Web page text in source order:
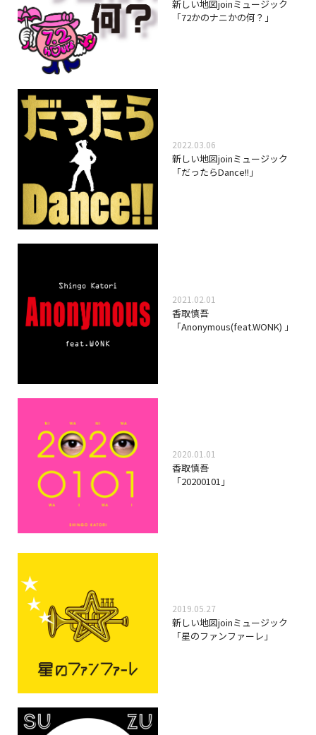
新しい地図joinミュージック
「72かのナニかの何？」
2022.03.06
新しい地図joinミュージック
「だったらDance!!」
2021.02.01
香取慎吾
「Anonymous(feat.WONK) 」
2020.01.01
香取慎吾
「20200101」
2019.05.27
新しい地図joinミュージック
「星のファンファーレ」